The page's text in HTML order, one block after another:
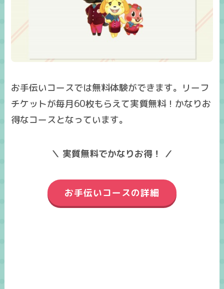
お手伝いコースでは無料体験ができます。リーフ
チケットが毎月60枚もらえて実質無料！かなりお
得なコースとなっています。
＼ 実質無料でかなりお得！ ／
お手伝いコースの詳細